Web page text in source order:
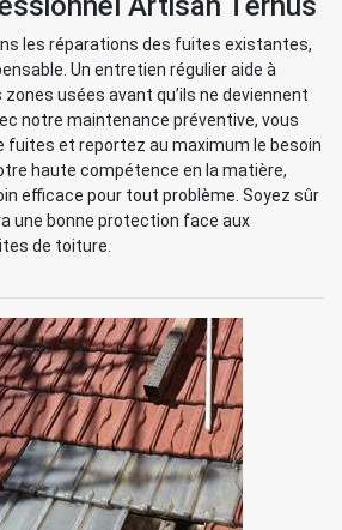
les réparations des fuites existantes,
Un entretien régulier aide à
usées avant qu’ils ne deviennent
notre maintenance préventive, vous
fuites et reportez au maximum le besoin
haute compétence en la matière,
efficace pour tout problème. Soyez sûr
une bonne protection face aux
de toiture.